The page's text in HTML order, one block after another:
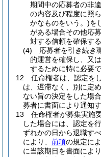
期間中の応募者の非
の内容及び程度に照
かなものをいう。)を
がある場合その他応
対する信頼を確保す
(4)
応募者を引き続き
的運営を確保し、又
するために特に必要
12
任命権者は、認定を
は、遅滞なく、別に定
ない旨の決定をした場
募者に書面により通知
13
任命権者が募集実施
した場合には、認定を
ずれかの日から退職す
により、 前項の規定に
に当該期日を書面によ